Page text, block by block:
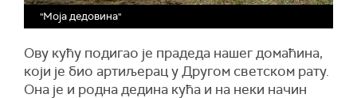
"Моја дедовина"
Ову кућу подигао је прадеда нашег домаћина,
који је био артиљерац у Другом светском рату.
Она је и родна дедина кућа и на неки начин